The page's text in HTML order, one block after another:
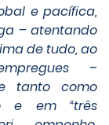
e pacífica,
– atentando
de tudo, ao
–
tanto como
e em “três